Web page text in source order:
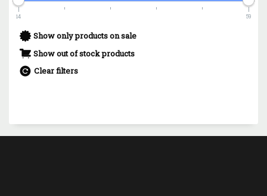
14 59
Show only products on sale
Show out of stock products
Clear filters